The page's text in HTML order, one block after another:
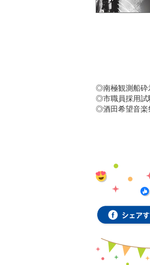
◎南極観測船砕
◎市職員採用試
◎酒田希望音楽